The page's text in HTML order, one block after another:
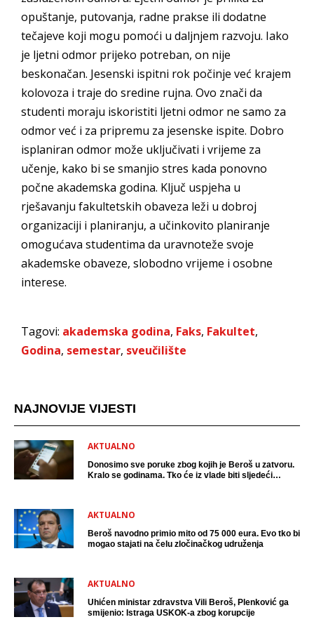
opuštanje, putovanja, radne prakse ili dodatne
tečajeve koji mogu pomoći u daljnjem razvoju. Iako
je ljetni odmor prijeko potreban, on nije
beskonačan. Jesenski ispitni rok počinje već krajem
kolovoza i traje do sredine rujna. Ovo znači da
studenti moraju iskoristiti ljetni odmor ne samo za
odmor već i za pripremu za jesenske ispite. Dobro
isplaniran odmor može uključivati i vrijeme za
učenje, kako bi se smanjio stres kada ponovno
počne akademska godina. Ključ uspjeha u
rješavanju fakultetskih obaveza leži u dobroj
organizaciji i planiranju, a učinkovito planiranje
omogućava studentima da uravnoteže svoje
akademske obaveze, slobodno vrijeme i osobne
interese.
Tagovi: akademska godina, Faks, Fakultet,
Godina, semestar, sveučilište
NAJNOVIJE VIJESTI
AKTUALNO
Donosimo sve poruke zbog kojih je Beroš u zatvoru.
Kralo se godinama. Tko će iz vlade biti sljedeći
AKTUALNO
Beroš navodno primio mito od 75 000 eura. Evo tko bi
mogao stajati na čelu zločinačkog udruženja
AKTUALNO
Uhićen ministar zdravstva Vili Beroš, Plenković ga
smijenio: Istraga USKOK-a zbog korupcije